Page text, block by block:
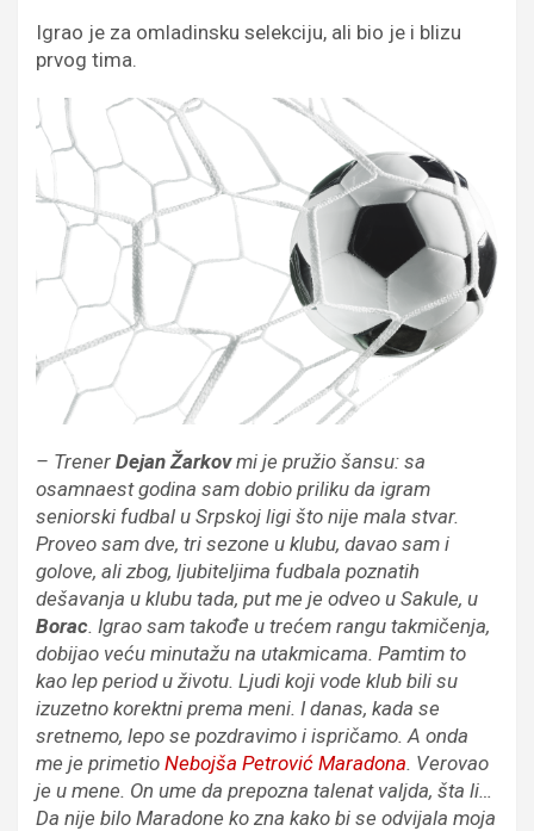
Igrao je za omladinsku selekciju, ali bio je i blizu
prvog tima.
– Trener Dejan Žarkovmi je pružio šansu: sa
osamnaest godina sam dobio priliku da igram
seniorski fudbal u Srpskoj ligi što nije mala stvar.
Proveo sam dve, tri sezone u klubu, davao sam i
golove, ali zbog, ljubiteljima fudbala poznatih
dešavanja u klubu tada, put me je odveo u Sakule, u
Borac. Igrao sam takođe u trećem rangu takmičenja,
dobijao veću minutažu na utakmicama. Pamtim to
kao lep period u životu. Ljudi koji vode klub bili su
izuzetno korektni prema meni. I danas, kada se
sretnemo, lepo se pozdravimo i ispričamo. A onda
me je primetio Nebojša Petrović Maradona. Verovao
je u mene. On ume da prepozna talenat valjda, šta li…
Da nije bilo Maradone ko zna kako bi se odvijala moja